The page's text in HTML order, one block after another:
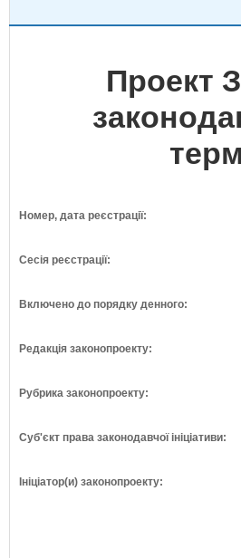
Проект
Номер, дата реєстрації:
Сесія реєстрації:
Включено до порядку денного:
Редакція законопроекту:
Рубрика законопроекту:
Суб'єкт права законодавчої ініціативи:
Ініціатор(и) законопроекту: